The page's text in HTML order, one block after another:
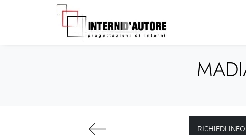
RICHIEDI